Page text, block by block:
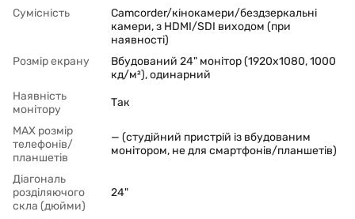
Сумісність
Camcorder/кінокамери/бездзеркальні
камери, з HDMI/SDI виходом (при
наявності)
Розмір екрану
Вбудований 24" монітор (1920x1080, 1000
кд/м²), одинарний
Наявність
монітору
Так
MAX розмір
телефонів/
планшетів
— (студійний пристрій із вбудованим
монітором, не для смартфонів/планшетів)
Діагональ
розділяючого
скла (дюйми)
24"